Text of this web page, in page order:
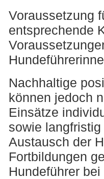
Voraussetzung
entsprechende
Nachhaltige
können jedoch
Einsätze
sowie
Austausch der
Fortbildungen
Hundeführer